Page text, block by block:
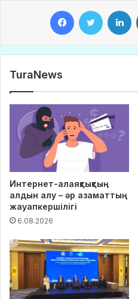
TuraNews
Интернет-алаяқтықтың
алдын алу – әр азаматтың
жауапкершілігі
6.08.2026